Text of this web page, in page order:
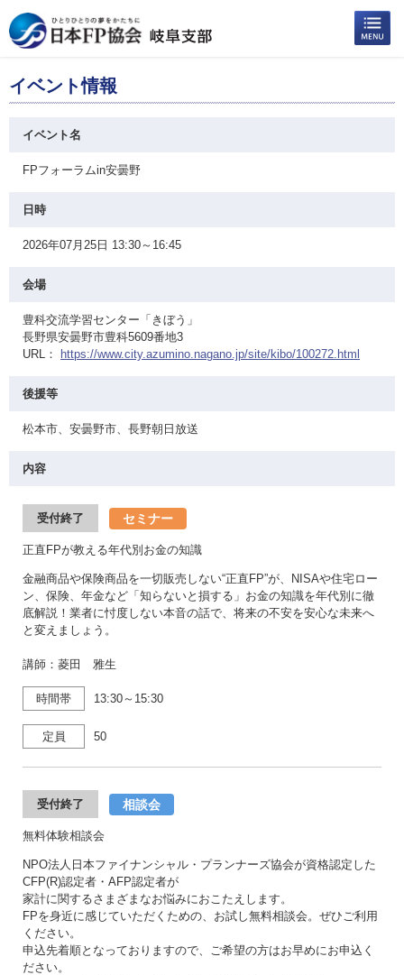
イベント情報
イベント名
FPフォーラムin安曇野
日時
2026年07月25日 13:30～16:45
会場
豊科交流学習センター「きぼう」
長野県安曇野市豊科5609番地3
URL：
https://www.city.azumino.nagano.jp/site/kibo/100272.html
後援等
松本市、安曇野市、長野朝日放送
内容
受付終了 セミナー
正直FPが教える年代別お金の知識
金融商品や保険商品を一切販売しない“正直FP”が、NISAや住宅ロー
ン、保険、年金など「知らないと損する」お金の知識を年代別に徹
底解説！業者に忖度しない本音の話で、将来の不安を安心な未来へ
と変えましょう。
講師：菱田 雅生
時間帯 13:30～15:30
定員 50
受付終了 相談会
無料体験相談会
NPO法人日本ファイナンシャル・プランナーズ協会が資格認定した
CFP(R)認定者・AFP認定者が
家計に関するさまざまなお悩みにおこたえします。
FPを身近に感じていただくための、お試し無料相談会。ぜひご利用
ください。
申込先着順となっておりますので、ご希望の方はお早めにお申込く
ださい。